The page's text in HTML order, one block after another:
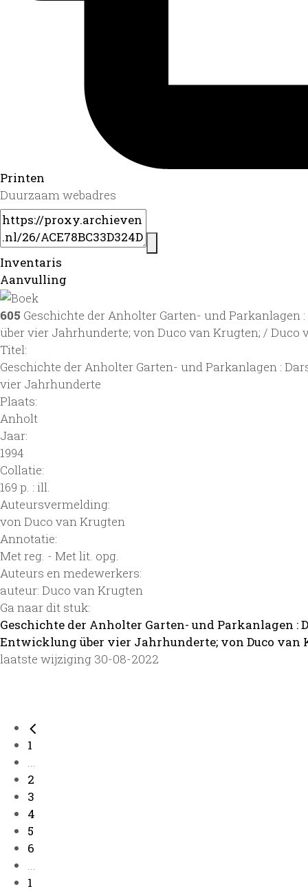
Printen
Duurzaam webadres
Inventaris
Aanvulling
605 Geschichte der Anholter Garten- und
über vier Jahrhunderte; von Duco van Krugten; / Duco
Titel:
Geschichte der Anholter Garten- und Parkanlagen :
vier Jahrhunderte
Plaats:
Anholt
Jaar:
1994
Collatie:
169 p. : ill.
Auteursvermelding:
von Duco van Krugten
Annotatie:
Met reg. - Met lit. opg.
Auteurs en medewerkers:
auteur: Duco van Krugten
Ga naar dit stuk:
Geschichte der Anholter Garten- und Parkanlagen
Entwicklung über vier Jahrhunderte; von Duco van
laatste wijziging 30-08-2022
1
...
2
3
4
5
6
...
1